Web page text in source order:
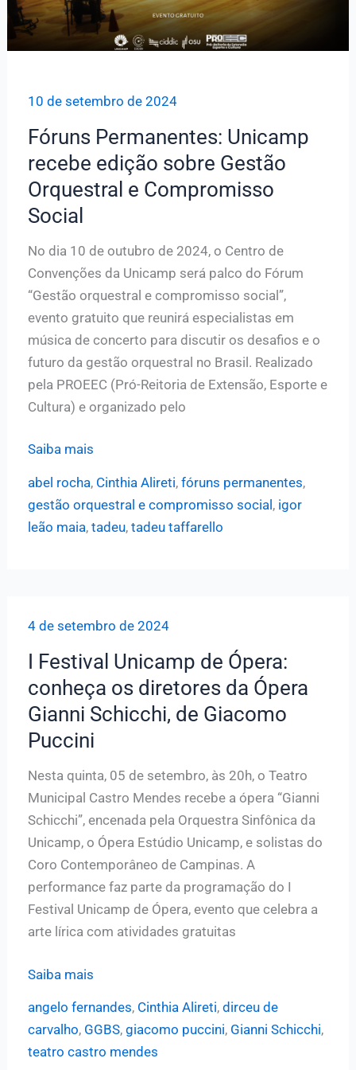
10 de setembro de 2024
Fóruns Permanentes: Unicamp
recebe edição sobre Gestão
Orquestral e Compromisso
Social
No dia 10 de outubro de 2024, o Centro de
Convenções da Unicamp será palco do Fórum
“Gestão orquestral e compromisso social”,
evento gratuito que reunirá especialistas em
música de concerto para discutir os desafios e o
futuro da gestão orquestral no Brasil. Realizado
pela PROEEC (Pró-Reitoria de Extensão, Esporte e
Cultura) e organizado pelo
Fóruns
recebe
e
Compromisso
Social
Saiba mais
abel rocha, Cinthia Alireti, fóruns permanentes,
gestão orquestral e compromisso social, igor
leão maia, tadeu, tadeu taffarello
4 de setembro de 2024
I Festival Unicamp de Ópera:
conheça os diretores da Ópera
Gianni Schicchi, de Giacomo
Puccini
Nesta quinta, 05 de setembro, às 20h, o Teatro
Municipal Castro Mendes recebe a ópera “Gianni
Schicchi”, encenada pela Orquestra Sinfônica da
Unicamp, o Ópera Estúdio Unicamp, e solistas do
Coro Contemporâneo de Campinas. A
performance faz parte da programação do I
Festival Unicamp de Ópera, evento que celebra a
arte lírica com atividades gratuitas
I
Unicamp
Saiba mais
angelo fernandes, Cinthia Alireti, dirceu de
carvalho, GGBS, giacomo puccini, Gianni Schicchi,
teatro castro mendes